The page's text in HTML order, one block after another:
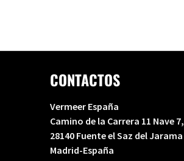
CONTACTOS
Vermeer España
Camino de la Carrera 11 Nave 7,
28140 Fuente el Saz del Jarama
Madrid-España